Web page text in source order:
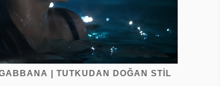
| TUTKUDAN DOĞAN STİL